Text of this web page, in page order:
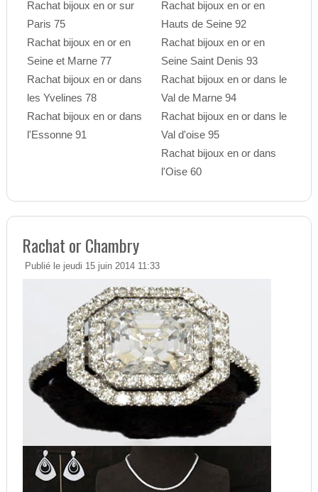
Rachat bijoux en or sur
Paris 75
Rachat bijoux en or en
Seine et Marne 77
Rachat bijoux en or dans
les Yvelines 78
Rachat bijoux en or dans
l'Essonne 91
Rachat bijoux en or en
Hauts de Seine 92
Rachat bijoux en or en
Seine Saint Denis 93
Rachat bijoux en or dans le
Val de Marne 94
Rachat bijoux en or dans le
Val d'oise 95
Rachat bijoux en or dans
l'Oise 60
Rachat or Chambry
Publié le jeudi 15 juin 2014 11:33